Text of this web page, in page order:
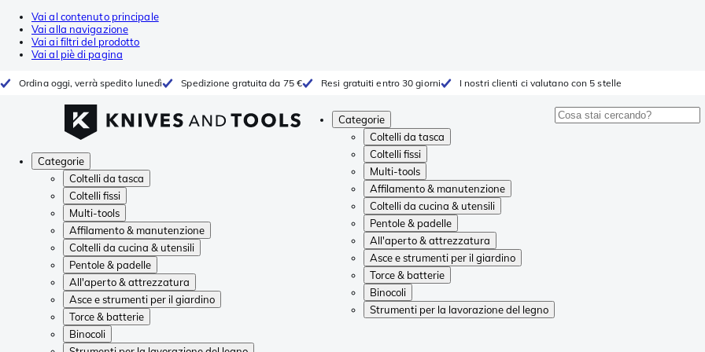
Vai al contenuto principale
Vai alla navigazione
Vai ai filtri del prodotto
Vai al piè di pagina
Ordina oggi, verrà spedito lunedì Spedizione gratuita da 75 € Resi gratuiti entro 30 giorni I nostri clienti ci valutano con 5 stelle
Categorie
Coltelli da tasca
Coltelli fissi
Multi-tools
Affilamento & manutenzione
Coltelli da cucina & utensili
Pentole & padelle
All'aperto & attrezzatura
Asce e strumenti per il giardino
Torce & batterie
Binocoli
Strumenti per la lavorazione del legno
Categorie
Coltelli da tasca
Coltelli fissi
Multi-tools
Affilamento & manutenzione
Coltelli da cucina & utensili
Pentole & padelle
All'aperto & attrezzatura
Asce e strumenti per il giardino
Torce & batterie
Binocoli